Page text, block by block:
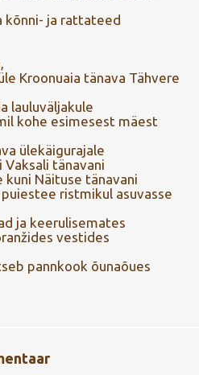
kõnni- ja rattateed
Kroonuaia tänava Tähvere
lauluväljakule
kohe esimesest mäest
ülekäigurajale
Vaksali tänavani
kuni Näituse tänavani
ristmikul asuvasse
ja keerulisemates
vestides
pannkook õunaõues